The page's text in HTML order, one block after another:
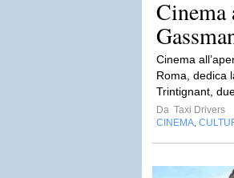
Cinema
Roma, dedica
Trintignant,
Da Taxi Drivers
CINEMA